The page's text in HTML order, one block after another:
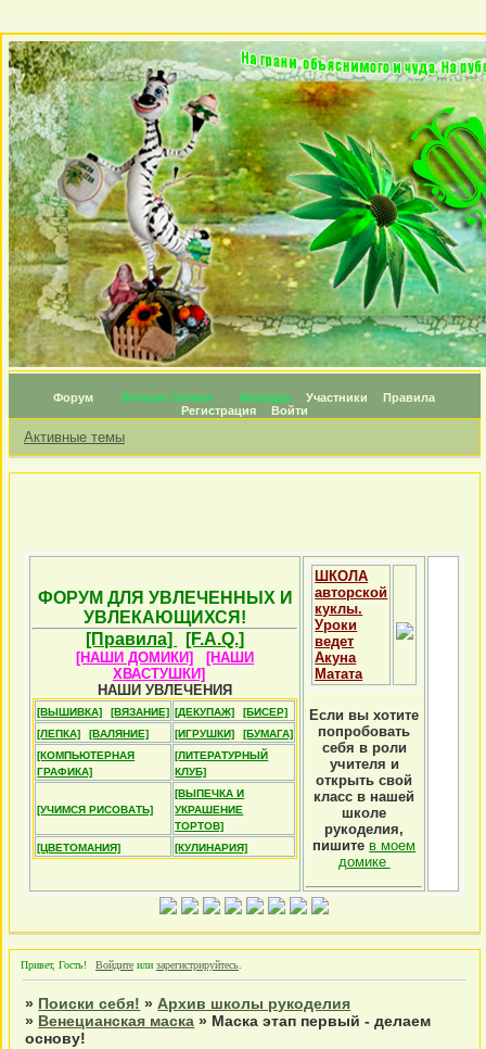
Форум Личные топики Награды Участники
Правила
Регистрация
Войти
Активные темы
ФОРУМ ДЛЯ УВЛЕЧЕННЫХ И
УВЛЕКАЮЩИХСЯ!
[Правила]
[F.A.Q.]
[НАШИ ДОМИКИ]
[НАШИ
ХВАСТУШКИ]
НАШИ УВЛЕЧЕНИЯ
[ВЫШИВКА] [ВЯЗАНИЕ] [ДЕКУПАЖ]
[БИСЕР]
[ЛЕПКА]
[ВАЛЯНИЕ] [ИГРУШКИ]
[БУМАГА]
[КОМПЬЮТЕРНАЯ
ГРАФИКА]
[ЛИТЕРАТУРНЫЙ
КЛУБ]
[УЧИМСЯ РИСОВАТЬ]
[ВЫПЕЧКА И
УКРАШЕНИЕ
ТОРТОВ]
[ЦВЕТОМАНИЯ]
[КУЛИНАРИЯ]
ШКОЛА
авторской
куклы.
Уроки
ведет
Акуна
Матата
Если вы хотите
попробовать
себя в роли
учителя и
открыть свой
класс в нашей
школе
рукоделия,
пишите в моем
домике
Привет, Гость! Войдите или зарегистрируйтесь
» Поиски себя! »Архив школы рукоделия
» Венецианская маска » Маска этап первый - делаем
основу!